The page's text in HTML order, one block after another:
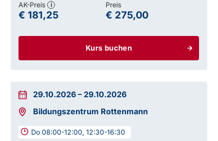
Kurs buchen
AK-Preis i
€ 181,25
Preis
€ 275,00
29.10.2026 – 29.10.2026
Bildungszentrum Rottenmann
Do 08:00-12:00, 12:30-16:30